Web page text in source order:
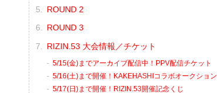
ROUND 2
ROUND 3
RIZIN.53 大会情報／チケット
5/15(金)までアーカイブ配信中！PPV配信チケット
5/16(土)まで開催！KAKEHASHIコラボオークション
5/17(日)まで開催！RIZIN.53開催記念くじ